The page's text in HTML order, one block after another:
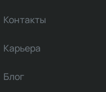
Контакты
Карьера
Блог